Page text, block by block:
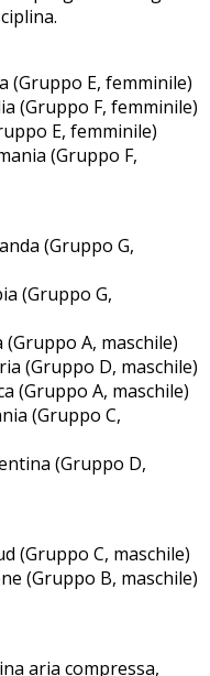
(Gruppo E, femminile)
(Gruppo F, femminile)
E, femminile)
(Gruppo F,
(Gruppo G,
(Gruppo G,
(Gruppo A, maschile)
(Gruppo D, maschile)
(Gruppo A, maschile)
(Gruppo C,
(Gruppo D,
(Gruppo C, maschile)
(Gruppo B, maschile)
aria compressa,